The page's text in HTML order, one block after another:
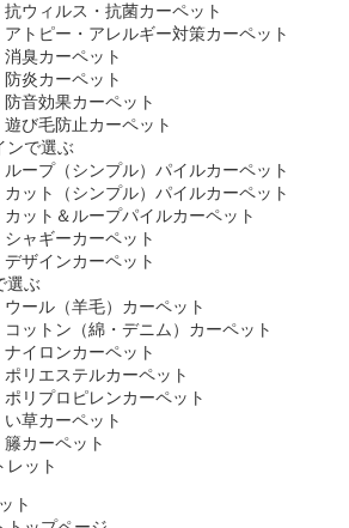
抗ウィルス・抗菌カーペット
アトピー・アレルギー対策カーペット
消臭カーペット
防炎カーペット
防音効果カーペット
遊び毛防止カーペット
ンで選ぶ
ループ（シンプル）パイルカーペット
カット（シンプル）パイルカーペット
カット＆ループパイルカーペット
シャギーカーペット
デザインカーペット
選ぶ
ウール（羊毛）カーペット
コットン（綿・デニム）カーペット
ナイロンカーペット
ポリエステルカーペット
ポリプロピレンカーペット
い草カーペット
籐カーペット
レット
ト